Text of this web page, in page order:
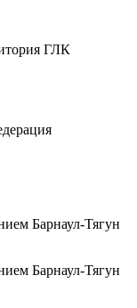
ГЛК
Барнаул-Тягун
Барнаул-Тягун